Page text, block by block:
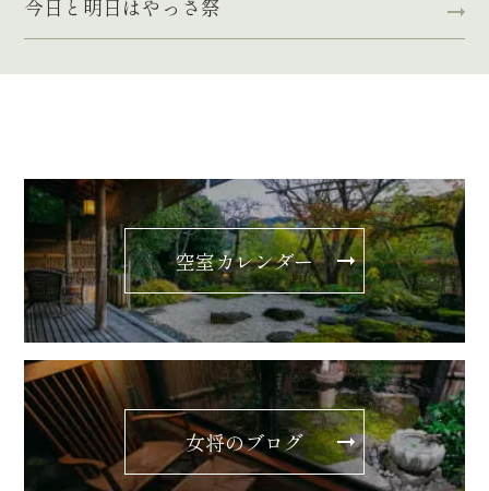
今日と明日はやっさ祭
空室カレンダー
女将のブログ